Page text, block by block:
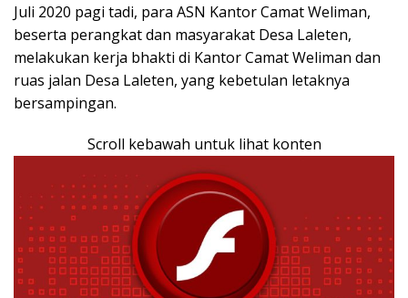
Juli 2020 pagi tadi, para ASN Kantor Camat Weliman,
beserta perangkat dan masyarakat Desa Laleten,
melakukan kerja bhakti di Kantor Camat Weliman dan
ruas jalan Desa Laleten, yang kebetulan letaknya
bersampingan.
Scroll kebawah untuk lihat konten